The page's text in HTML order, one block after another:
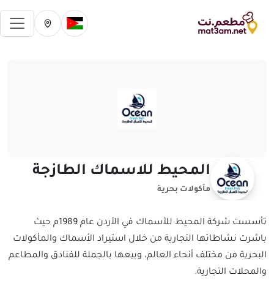
تغيير الدولة الحالية
تغيير المدينة
المحيط للاسماك الطازجة
مأكولات بحرية
تأسست شركة المحيط للأسماك في الأردن عام 1989م حيث
باشرت نشاطاتها التجارية من خلال استيراد الأسماك والمأكولات
البحرية من مختلف أنحاء العالم، وبيعها بالجملة للفنادق والمطاعم
والمحلات التجارية.